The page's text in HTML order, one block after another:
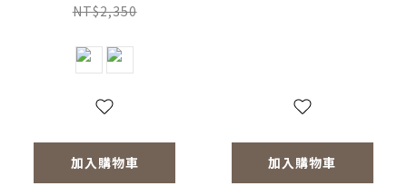
NT$2,350
加入購物車 加入購物車